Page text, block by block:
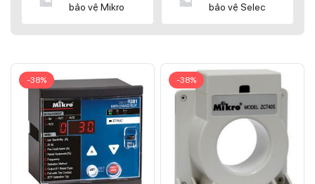
bảo vệ Mikro
bảo vệ Selec
-38% -38%